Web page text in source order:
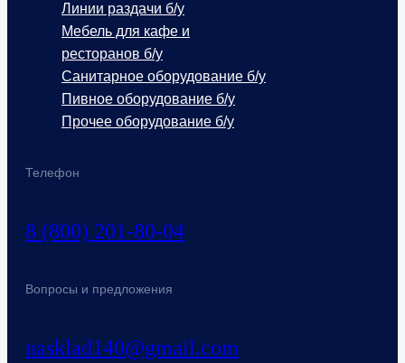
Телефон
8 (800) 201-80-04
Вопросы и предложения
nasklad140@gmail.com
Линии раздачи б/у
Мебель для кафе и
ресторанов б/у
Санитарное оборудование б/у
Пивное оборудование б/у
Прочее оборудование б/у